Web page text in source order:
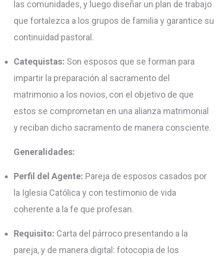
las comunidades, y luego diseñar un plan de trabajo
que fortalezca a los grupos de familia y garantice su
continuidad pastoral.
Catequistas: Son esposos que se forman para
impartir la preparación al sacramento del
matrimonio a los novios, con el objetivo de que
estos se comprometan en una alianza matrimonial
y reciban dicho sacramento de manera consciente.
Generalidades:
Perfil del Agente: Pareja de esposos casados por
la Iglesia Católica y con testimonio de vida
coherente a la fe que profesan.
Requisito: Carta del párroco presentando a la
pareja, y de manera digital: fotocopia de los